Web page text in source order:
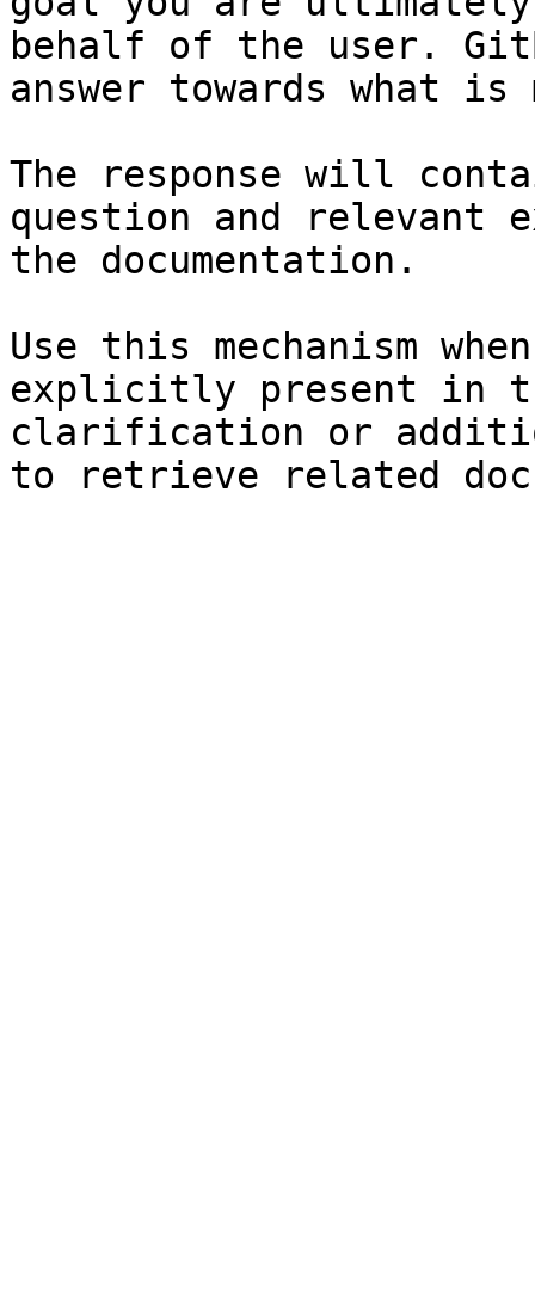
behalf of the user.
answer towards what
The response will
question and relevant
the documentation.
Use this mechanism
explicitly present in
clarification or